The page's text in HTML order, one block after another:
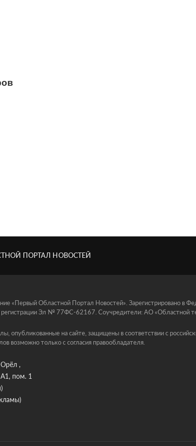
ПОРТАЛ НОВОСТЕЙ
«Первый Областной Портал Новостей». Зарегистрировано в
регистрации Эл № 77ФС-62167. Соучредители: АО «Областной
опубликованные на сайте, защищены в соответствии с
возможно только с согласия правообладателя.
,
пом. 1